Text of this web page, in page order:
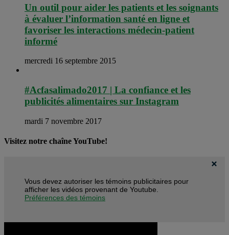
Un outil pour aider les patients et les soignants
à évaluer l’information santé en ligne et
favoriser les interactions médecin-patient
informé
mercredi 16 septembre 2015
#Acfasalimado2017 | La confiance et les
publicités alimentaires sur Instagram
mardi 7 novembre 2017
Visitez notre chaîne YouTube!
Vous devez autoriser les témoins publicitaires pour
afficher les vidéos provenant de Youtube.
Préférences des témoins